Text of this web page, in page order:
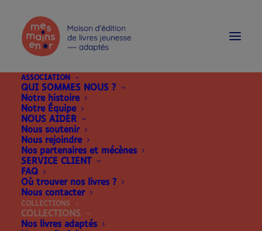
ASSOCIATION
QUI SOMMES NOUS ?
Notre histoire
Notre Équipe
NOUS AIDER
Nous soutenir
Nous rejoindre
Nos partenaires et mécènes
SERVICE CLIENT
FAQ
Où trouver nos livres ?
Nous contacter
COLLECTIONS
COLLECTIONS
Nos livres adaptés